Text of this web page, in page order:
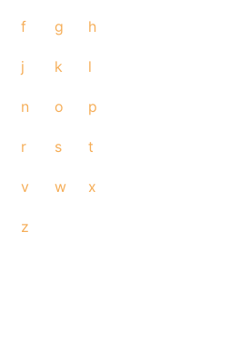
f g h
j k l
n o p
r s t
v w x
z